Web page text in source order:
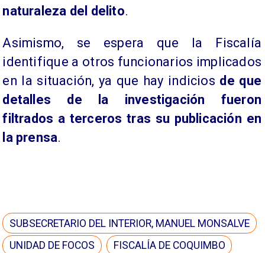
naturaleza del delito.
Asimismo, se espera que la Fiscalía
identifique a otros funcionarios implicados
en la situación, ya que hay indicios de que
detalles de la investigación fueron
filtrados a terceros tras su publicación en
la prensa.
SUBSECRETARIO DEL INTERIOR, MANUEL MONSALVE
UNIDAD DE FOCOS
FISCALÍA DE COQUIMBO